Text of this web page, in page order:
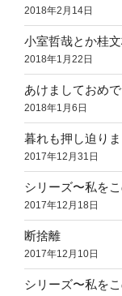
2018年2月14日
小室哲哉とか桂
2018年1月22日
あけましておめ
2018年1月6日
暮れも押し迫り
2017年12月31日
シリーズ〜私を
2017年12月18日
断捨離
2017年12月10日
シリーズ〜私を